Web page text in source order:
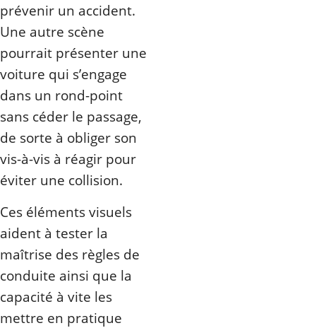
prévenir un accident.
Une autre scène
pourrait présenter une
voiture qui s’engage
dans un rond-point
sans céder le passage,
de sorte à obliger son
vis-à-vis à réagir pour
éviter une collision.
Ces éléments visuels
aident à tester la
maîtrise des règles de
conduite ainsi que la
capacité à vite les
mettre en pratique